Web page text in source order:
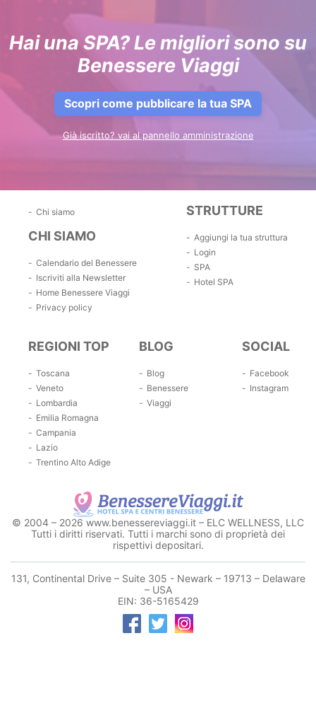
Hai una SPA? Le migliori sono su
Benessere Viaggi
Scopri come pubblicare la tua SPA
Già iscritto? vai al pannello amministrazione
Chi siamo
CHI SIAMO
Calendario del Benessere
Iscriviti alla Newsletter
Home Benessere Viaggi
Privacy policy
STRUTTURE
Aggiungi la tua struttura
Login
SPA
Hotel SPA
REGIONI TOP
Toscana
Veneto
Lombardia
Emilia Romagna
Campania
Lazio
Trentino Alto Adige
BLOG
Blog
Benessere
Viaggi
SOCIAL
Facebook
Instagram
© 2004 – 2026 www.benessereviaggi.it – ELC WELLNESS, LLC
Tutti i diritti riservati. Tutti i marchi sono di proprietà dei
rispettivi depositari.
131, Continental Drive – Suite 305 - Newark – 19713 – Delaware
– USA
EIN: 36-5165429